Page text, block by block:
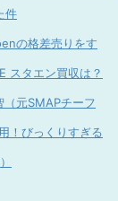
件
の格差売りをす
スタエン買収は？
（元SMAPチーフ
！びっくりすぎる